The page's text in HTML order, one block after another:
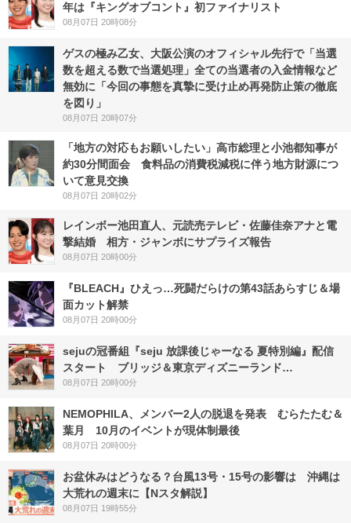
年は『キングオブコント』初ファイナリスト
08月07日 20時08分
ゲスの極み乙女、大阪公演のオフィシャル先行で「当選
数を超える数で当選処理」全ての当選者の入金情報など
無効に「今回の事態を真摯に受け止め再発防止策の徹底
を図り」
08月07日 20時07分
「地方の対応もお願いしたい」高市総理と小池都知事が
約30分間面会 食料品の消費税減税に伴う地方財源につ
いて意見交換
08月07日 20時02分
レインボー池田直人、元読売テレビ・佐藤佳奈アナと電
撃結婚 相方・ジャンボにサプライズ報告
08月07日 20時00分
『BLEACH』ひえっ…死闘だらけの第43話あらすじ＆場
面カット解禁
08月07日 20時00分
sejuの冠番組『seju 放課後じゃーなる 夏特別編』配信
スタート ブリッジ＆東京ディズニーランド…
08月07日 20時00分
NEMOPHILA、メンバー2人の脱退を発表 むらたたむ＆
葉月 10月のイベントが現体制最後
08月07日 20時00分
お盆休みはどうなる？台風13号・15号の影響は 沖縄は
大荒れの週末に【Nスタ解説】
08月07日 19時55分